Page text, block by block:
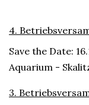
4.
Save the Date:
Aquarium -
3.